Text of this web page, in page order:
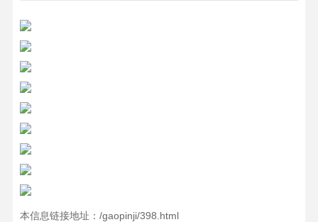
本信息链接地址：/gaopinji/398.html